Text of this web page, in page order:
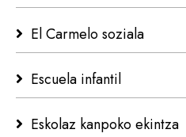
El Carmelo soziala
Escuela infantil
Eskolaz kanpoko ekintza